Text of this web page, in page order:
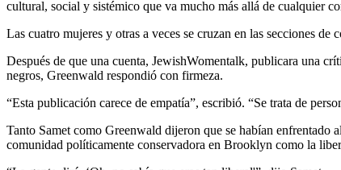
cultural, social y sistémico que va mucho más allá de cualquier
Las cuatro mujeres y otras a veces se cruzan en las secciones
Después de que una cuenta, JewishWomentalk, publicara una
negros, Greenwald respondió con firmeza.
“Esta publicación carece de empatía”, escribió. “Se trata de
Tanto Samet como Greenwald dijeron que se habían enfrentado
comunidad políticamente conservadora en Brooklyn como la